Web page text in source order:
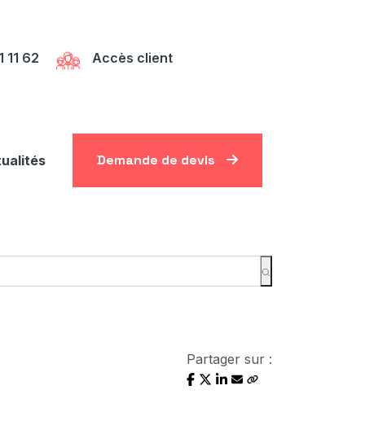
11 62 Accès client
Demande de devis
Partager sur :